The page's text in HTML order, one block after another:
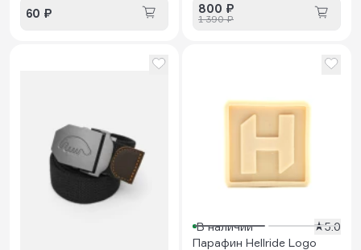
60 ₽
800 ₽
1 390 ₽
В наличии
5.0
Парафин Hellride Logo